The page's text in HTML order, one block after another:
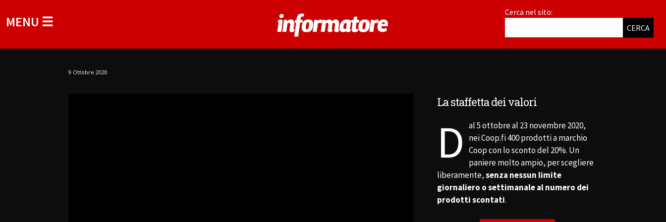
MENU ☰
Cerca nel sito:
CERCA
9 Ottobre 2020
La staffetta dei valori
D al 5 ottobre al 23 novembre 2020,
nei Coop.fi 400 prodotti a marchio
Coop con lo sconto del 20%. Un
paniere molto ampio, per scegliere
liberamente,senza nessun limite
giornaliero o settimanale al numero dei
prodotti scontati.